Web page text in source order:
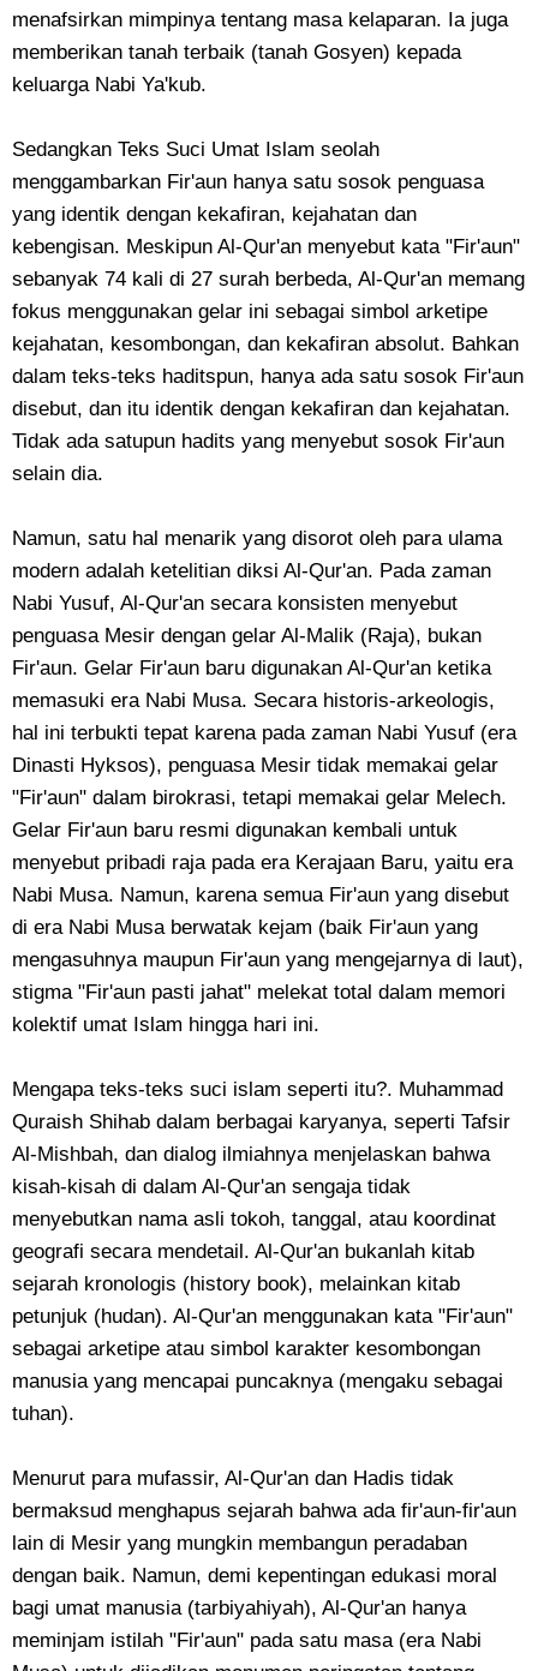
menafsirkan mimpinya tentang masa kelaparan. Ia juga
memberikan tanah terbaik (tanah Gosyen) kepada
keluarga Nabi Ya'kub.
Sedangkan Teks Suci Umat Islam seolah
menggambarkan Fir'aun hanya satu sosok penguasa
yang identik dengan kekafiran, kejahatan dan
kebengisan. Meskipun Al-Qur'an menyebut kata "Fir'aun"
sebanyak 74 kali di 27 surah berbeda, Al-Qur'an memang
fokus menggunakan gelar ini sebagai simbol arketipe
kejahatan, kesombongan, dan kekafiran absolut. Bahkan
dalam teks-teks haditspun, hanya ada satu sosok Fir'aun
disebut, dan itu identik dengan kekafiran dan kejahatan.
Tidak ada satupun hadits yang menyebut sosok Fir'aun
selain dia.
Namun, satu hal menarik yang disorot oleh para ulama
modern adalah ketelitian diksi Al-Qur'an. Pada zaman
Nabi Yusuf, Al-Qur'an secara konsisten menyebut
penguasa Mesir dengan gelar Al-Malik (Raja), bukan
Fir'aun. Gelar Fir'aun baru digunakan Al-Qur'an ketika
memasuki era Nabi Musa. Secara historis-arkeologis,
hal ini terbukti tepat karena pada zaman Nabi Yusuf (era
Dinasti Hyksos), penguasa Mesir tidak memakai gelar
"Fir'aun" dalam birokrasi, tetapi memakai gelar Melech.
Gelar Fir'aun baru resmi digunakan kembali untuk
menyebut pribadi raja pada era Kerajaan Baru, yaitu era
Nabi Musa. Namun, karena semua Fir'aun yang disebut
di era Nabi Musa berwatak kejam (baik Fir'aun yang
mengasuhnya maupun Fir'aun yang mengejarnya di laut),
stigma "Fir'aun pasti jahat" melekat total dalam memori
kolektif umat Islam hingga hari ini.
Mengapa teks-teks suci islam seperti itu?. Muhammad
Quraish Shihab dalam berbagai karyanya, seperti Tafsir
Al-Mishbah, dan dialog ilmiahnya menjelaskan bahwa
kisah-kisah di dalam Al-Qur'an sengaja tidak
menyebutkan nama asli tokoh, tanggal, atau koordinat
geografi secara mendetail. Al-Qur'an bukanlah kitab
sejarah kronologis (history book), melainkan kitab
petunjuk (hudan). Al-Qur'an menggunakan kata "Fir'aun"
sebagai arketipe atau simbol karakter kesombongan
manusia yang mencapai puncaknya (mengaku sebagai
tuhan).
Menurut para mufassir, Al-Qur'an dan Hadis tidak
bermaksud menghapus sejarah bahwa ada fir'aun-fir'aun
lain di Mesir yang mungkin membangun peradaban
dengan baik. Namun, demi kepentingan edukasi moral
bagi umat manusia (tarbiyahiyah), Al-Qur'an hanya
meminjam istilah "Fir'aun" pada satu masa (era Nabi